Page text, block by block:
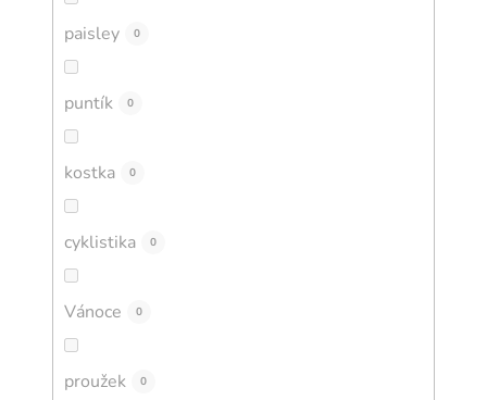
paisley 0
puntík 0
kostka 0
cyklistika 0
Vánoce 0
proužek 0